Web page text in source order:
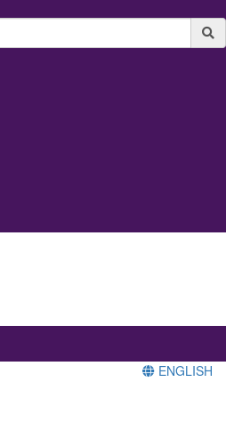
ENGLISH